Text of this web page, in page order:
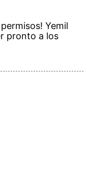
Yemil
pronto a los